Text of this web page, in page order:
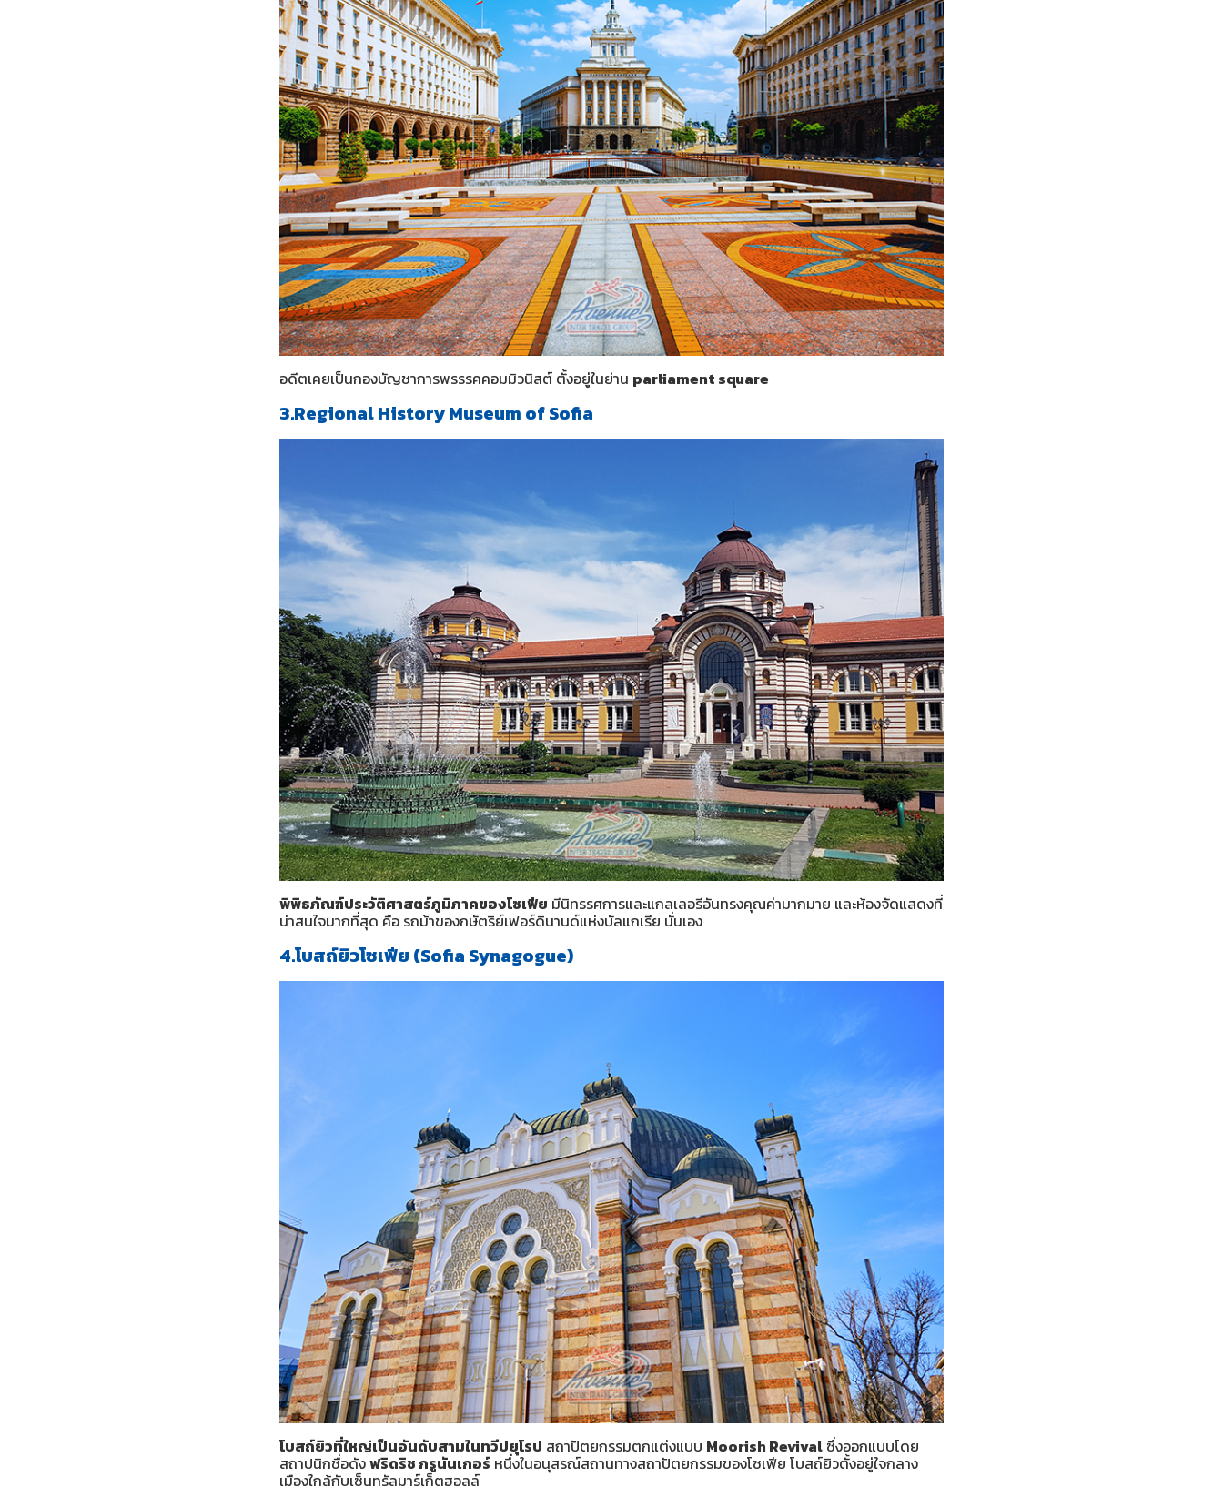
อดีตเคยเป็นกองบัญชาการพรรรคคอมมิวนิสต์ ตั้งอยู่ในย่าน parliament square
3.Regional History Museum of Sofia
พิพิธภัณฑ์ประวัติศาสตร์ภูมิภาคของโซเฟีย มีนิทรรศการและแกลเลอรีอันทรงคุณค่ามากมาย และห้องจัดแสดงที่
น่าสนใจมากที่สุด คือ รถม้าของกษัตริย์เฟอร์ดินานด์แห่งบัลแกเรีย นั่นเอง
4.โบสถ์ยิวโซเฟีย (Sofia Synagogue)
โบสถ์ยิวที่ใหญ่เป็นอันดับสามในทวีปยุโรป สถาปัตยกรรมตกแต่งแบบ Moorish Revival ซึ่งออกแบบโดย
สถาปนิกชื่อดังฟริดริช กรูนันเกอร์ หนึ่งในอนุสรณ์สถานทางสถาปัตยกรรมของโซเฟีย โบสถ์ยิวตั้งอยู่ใจกลาง
เมืองใกล้กับเซ็นทรัลมาร์เก็ตฮอลล์